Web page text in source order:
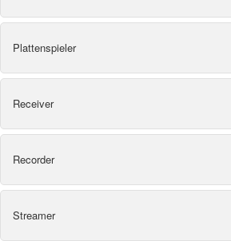
Plattenspieler
Receiver
Recorder
Streamer